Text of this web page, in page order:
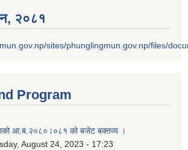
२०८१
sites/phunglingmun.gov.np/files/
Program
आ.ब.२०८०।०८१ को बजेट बक्तव्य ।
August 24, 2023 - 17:23